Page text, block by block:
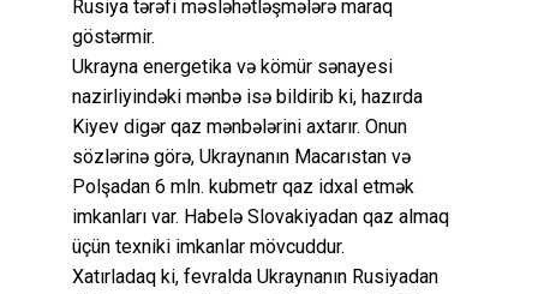
Rusiya tərəfi məsləhətləşmələrə maraq
göstərmir.
Ukrayna energetika və kömür sənayesi
nazirliyindəki mənbə isə bildirib ki, hazırda
Kiyev digər qaz mənbələrini axtarır. Onun
sözlərinə görə, Ukraynanın Macarıstan və
Polşadan 6 mln. kubmetr qaz idxal etmək
imkanları var. Habelə Slovakiyadan qaz almaq
üçün texniki imkanlar mövcuddur.
Xatırladaq ki, fevralda Ukraynanın Rusiyadan